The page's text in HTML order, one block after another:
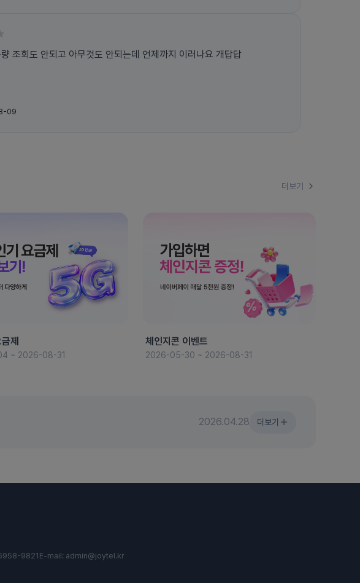
조회도 안되고 아무것도 안되는데 언제까지 이러나요 개답답
09
더보기
제
~ 2026-08-31
체인지콘 이벤트
2026-05-30 ~ 2026-08-31
2026.04.28 더보기
9821 E-mail: admin@joytel.kr